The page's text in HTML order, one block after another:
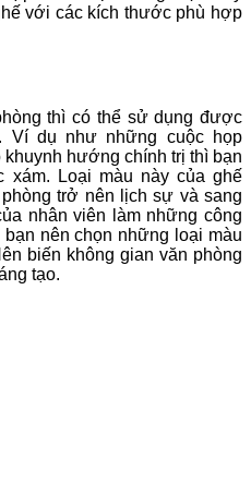
với các kích thước phù hợp
thì có thể sử dụng được
Ví dụ như những cuộc họp
khuynh hướng chính trị thì bạn
xám. Loại màu này của ghế
trở nên lịch sự và sang
nhân viên làm những công
nên chọn những loại màu
biến không gian văn phòng
tạo.